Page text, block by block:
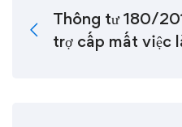
Thông tư 180/
trợ cấp mất việc